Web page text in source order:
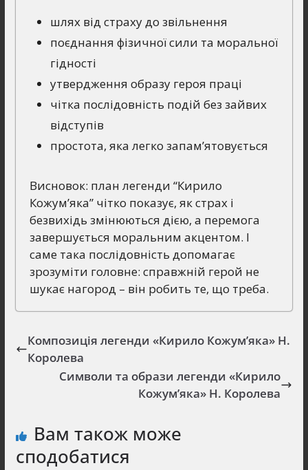
шлях від страху до звільнення
поєднання фізичної сили та моральної
гідності
утвердження образу героя праці
чітка послідовність подій без зайвих
відступів
простота, яка легко запам’ятовується
Висновок: план легенди “Кирило
Кожум’яка” чітко показує, як страх і
безвихідь змінюються дією, а перемога
завершується моральним акцентом. І
саме така послідовність допомагає
зрозуміти головне: справжній герой не
шукає нагород – він робить те, що треба.
Композиція легенди «Кирило Кожум’яка» Н.
Королева
Символи та образи легенди «Кирило
Кожум’яка» Н. Королева
Вам також може
сподобатися